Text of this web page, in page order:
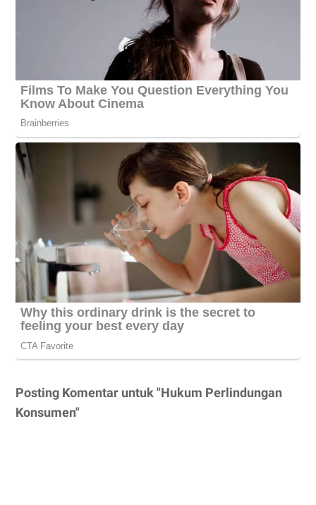
Posting Komentar untuk "Hukum Perlindungan
Konsumen"